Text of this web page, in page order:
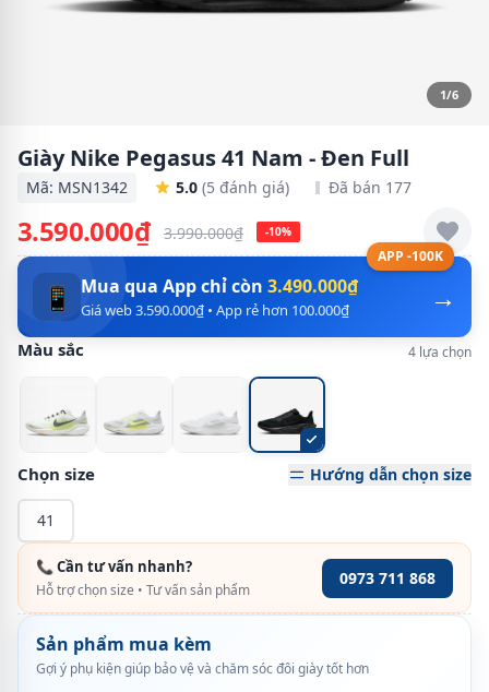
1/6
Giày Nike Pegasus 41 Nam - Đen Full
Mã: MSN1342 5.0 (5 đánh giá) Đã bán 177
3.590.000₫ 3.990.000₫ -10%
APP -100K
→
📱 Mua qua App chỉ còn 3.490.000₫
Giá web 3.590.000₫ • App rẻ hơn 100.000₫
Màu sắc 4 lựa chọn
Chọn size Hướng dẫn chọn size
41
📞 Cần tư vấn nhanh?
Hỗ trợ chọn size • Tư vấn sản phẩm
0973 711 868
Sản phẩm mua kèm
Gợi ý phụ kiện giúp bảo vệ và chăm sóc đôi giày tốt hơn